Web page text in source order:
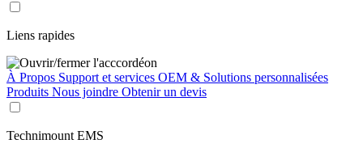
Liens rapides
À Propos Support et services OEM & Solutions personnalisées
Produits Nous joindre Obtenir un devis
Technimount EMS